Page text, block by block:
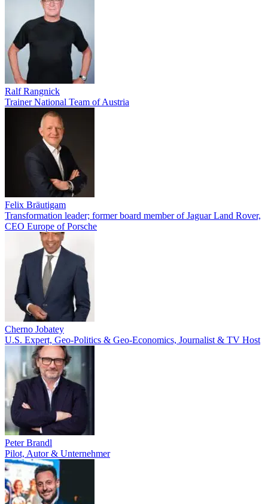
Ralf Rangnick
Trainer National Team of Austria
Felix Bräutigam
Transformation leader; former board member of Jaguar Land Rover,
CEO Europe of Porsche
Cherno Jobatey
U.S. Expert, Geo-Politics & Geo-Economics, Journalist & TV Host
Peter Brandl
Pilot, Autor & Unternehmer